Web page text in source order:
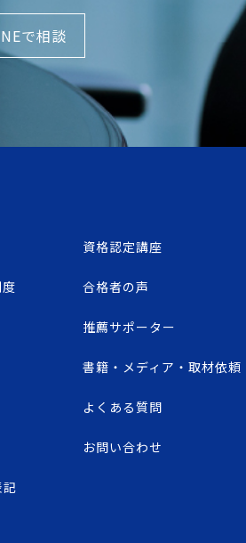
で相談
資格認定講座
合格者の声
推薦サポーター
書籍・メディア・取材依頼
よくある質問
お問い合わせ